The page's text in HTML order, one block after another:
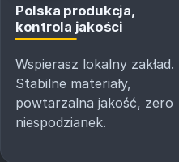
Polska produkcja,
kontrola jakości
Wspierasz lokalny zakład.
Stabilne materiały,
powtarzalna jakość, zero
niespodzianek.